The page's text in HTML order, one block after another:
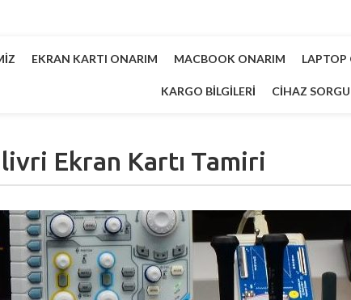
EKRAN KARTI ONARIM MACBOOK ONARIM LAPTOP
KARGO BILGILERI CIHAZ
Ekran Kartı Tamiri